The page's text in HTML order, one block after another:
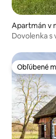
Apartmán v
Dovolenka s
Obľúbené
Obľúbené